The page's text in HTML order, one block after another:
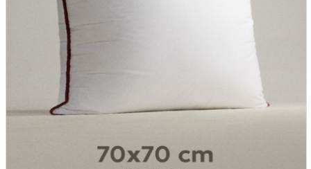
Как оформить заказ
Как нас найти
Написать нам
Доверенность на
получение груза
Документы по работе с
Вопросы и ответы